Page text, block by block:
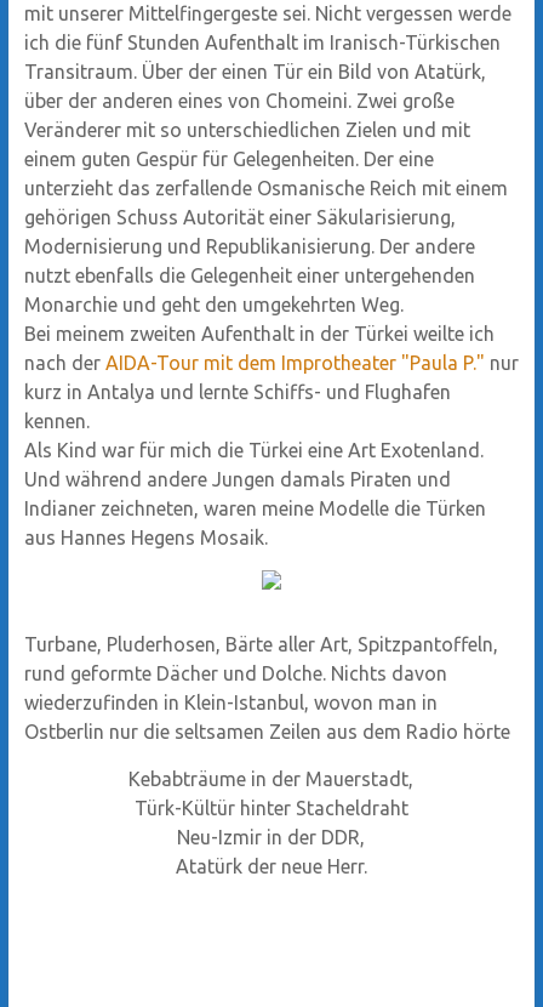
mit unserer Mittelfingergeste sei. Nicht vergessen werde
ich die fünf Stunden Aufenthalt im Iranisch-Türkischen
Transitraum. Über der einen Tür ein Bild von Atatürk,
über der anderen eines von Chomeini. Zwei große
Veränderer mit so unterschiedlichen Zielen und mit
einem guten Gespür für Gelegenheiten. Der eine
unterzieht das zerfallende Osmanische Reich mit einem
gehörigen Schuss Autorität einer Säkularisierung,
Modernisierung und Republikanisierung. Der andere
nutzt ebenfalls die Gelegenheit einer untergehenden
Monarchie und geht den umgekehrten Weg.
Bei meinem zweiten Aufenthalt in der Türkei weilte ich
nach der AIDA-Tour mit dem Improtheater "Paula P." nur
kurz in Antalya und lernte Schiffs- und Flughafen
kennen.
Als Kind war für mich die Türkei eine Art Exotenland.
Und während andere Jungen damals Piraten und
Indianer zeichneten, waren meine Modelle die Türken
aus Hannes Hegens Mosaik.
Turbane, Pluderhosen, Bärte aller Art, Spitzpantoffeln,
rund geformte Dächer und Dolche. Nichts davon
wiederzufinden in Klein-Istanbul, wovon man in
Ostberlin nur die seltsamen Zeilen aus dem Radio hörte
Kebabträume in der Mauerstadt,
Türk-Kültür hinter Stacheldraht
Neu-Izmir in der DDR,
Atatürk der neue Herr.